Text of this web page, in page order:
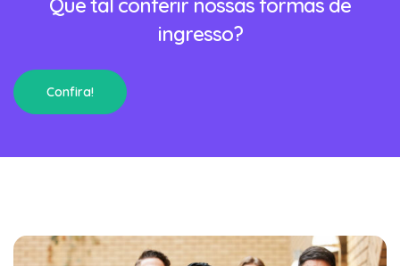
Que tal conferir nossas formas de
ingresso?
Confira!